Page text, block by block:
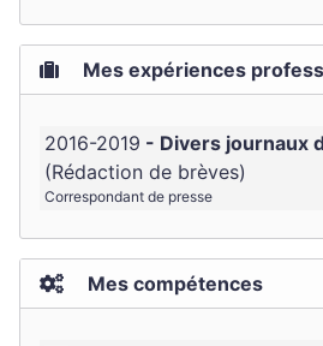
Mes expériences
2016-2019
Divers journaux
Rédaction de brèves
Correspondant de presse
Mes compétences